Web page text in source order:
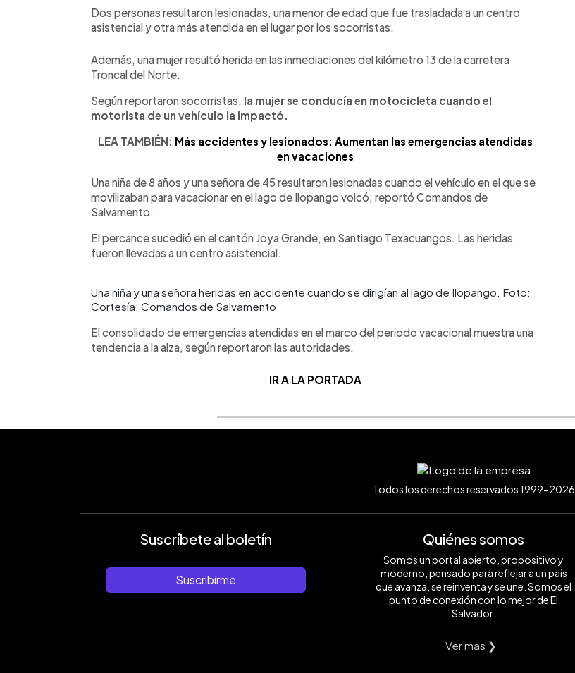
Dos personas resultaron lesionadas, una menor de edad que fue trasladada a un centro
asistencial y otra más atendida en el lugar por los socorristas.
Además, una mujer resultó herida en las inmediaciones del kilómetro 13 de la carretera
Troncal del Norte.
Según reportaron socorristas, la mujer se conducía en motocicleta cuando el
motorista de un vehículo la impactó.
LEA TAMBIÉN: Más accidentes y lesionados: Aumentan las emergencias atendidas
en vacaciones
Una niña de 8 años y una señora de 45 resultaron lesionadas cuando el vehículo en el que se
movilizaban para vacacionar en el lago de Ilopango volcó, reportó Comandos de
Salvamento.
El percance sucedió en el cantón Joya Grande, en Santiago Texacuangos. Las heridas
fueron llevadas a un centro asistencial.
Una niña y una señora heridas en accidente cuando se dirigían al lago de Ilopango. Foto:
Cortesía: Comandos de Salvamento
El consolidado de emergencias atendidas en el marco del periodo vacacional muestra una
tendencia a la alza, según reportaron las autoridades.
IR A LA PORTADA
Todos los derechos reservados 1999-2026
Suscríbete al boletín
Suscribirme
Quiénes somos
Somos un portal abierto, propositivo y
moderno, pensado para reflejar a un país
que avanza, se reinventa y se une. Somos el
punto de conexión con lo mejor de El
Salvador.
Ver mas ❯